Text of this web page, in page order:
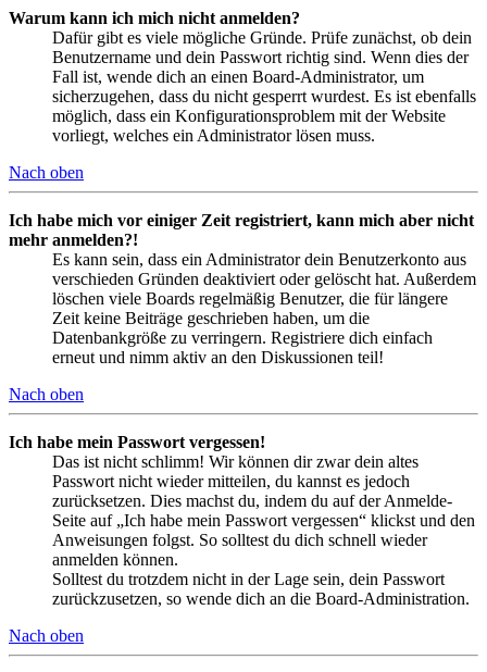
Warum kann ich mich nicht anmelden?
Dafür gibt es viele mögliche Gründe. Prüfe zunächst, ob dein
Benutzername und dein Passwort richtig sind. Wenn dies der
Fall ist, wende dich an einen Board-Administrator, um
sicherzugehen, dass du nicht gesperrt wurdest. Es ist ebenfalls
möglich, dass ein Konfigurationsproblem mit der Website
vorliegt, welches ein Administrator lösen muss.
Nach oben
Ich habe mich vor einiger Zeit registriert, kann mich aber nicht
mehr anmelden?!
Es kann sein, dass ein Administrator dein Benutzerkonto aus
verschieden Gründen deaktiviert oder gelöscht hat. Außerdem
löschen viele Boards regelmäßig Benutzer, die für längere
Zeit keine Beiträge geschrieben haben, um die
Datenbankgröße zu verringern. Registriere dich einfach
erneut und nimm aktiv an den Diskussionen teil!
Nach oben
Ich habe mein Passwort vergessen!
Das ist nicht schlimm! Wir können dir zwar dein altes
Passwort nicht wieder mitteilen, du kannst es jedoch
zurücksetzen. Dies machst du, indem du auf der Anmelde-
Seite auf „Ich habe mein Passwort vergessen“ klickst und den
Anweisungen folgst. So solltest du dich schnell wieder
anmelden können.
Solltest du trotzdem nicht in der Lage sein, dein Passwort
zurückzusetzen, so wende dich an die Board-Administration.
Nach oben